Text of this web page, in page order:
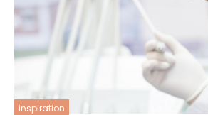
inspiration